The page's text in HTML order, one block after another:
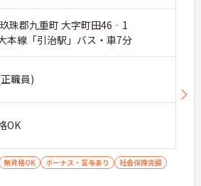
珠郡九重町 大字町田46‐1
本線「引治駅」バス・車7分
職員)
OK
無資格OK ボーナス・賞与あり
社会保険完備